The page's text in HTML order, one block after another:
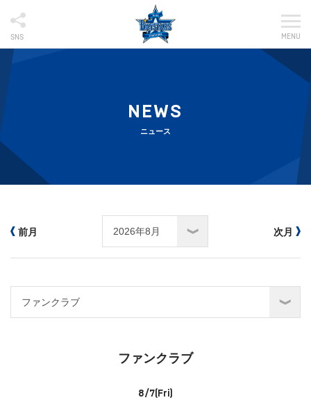
SNS MENU
NEWS
ニュース
前月 次月
ファンクラブ
8/7(Fri)